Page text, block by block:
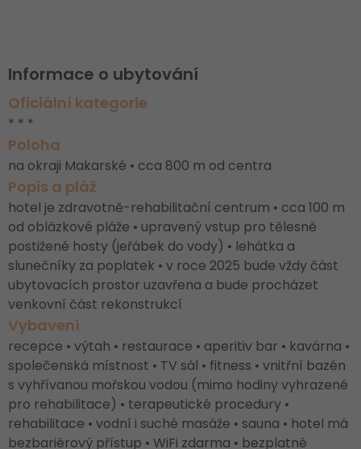
Informace o ubytování
Oficiální kategorie
* * *
Poloha
na okraji Makarské • cca 800 m od centra
Popis a pláž
hotel je zdravotně-rehabilitační centrum • cca 100 m
od oblázkové pláže • upravený vstup pro tělesně
postižené hosty (jeřábek do vody) • lehátka a
slunečníky za poplatek • v roce 2025 bude vždy část
ubytovacích prostor uzavřena a bude procházet
venkovní část rekonstrukcí
Vybavení
recepce • výtah • restaurace • aperitiv bar • kavárna •
společenská místnost • TV sál • fitness • vnitřní bazén
s vyhřívanou mořskou vodou (mimo hodiny vyhrazené
pro rehabilitace) • terapeutické procedury •
rehabilitace • vodní i suché masáže • sauna • hotel má
bezbariérový přístup • WiFi zdarma • bezplatné